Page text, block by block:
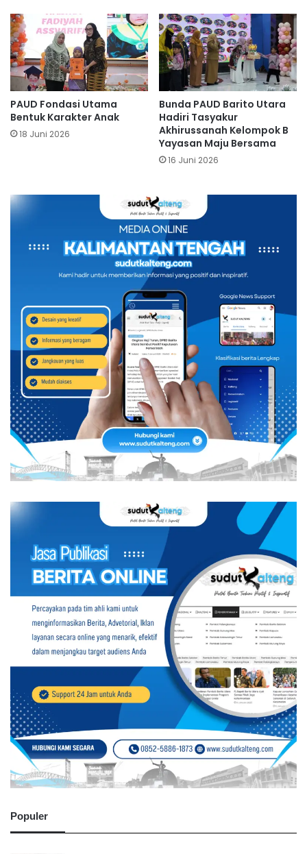
PAUD Fondasi Utama
Bentuk Karakter Anak
18 Juni 2026
Bunda PAUD Barito Utara
Hadiri Tasyakur
Akhirussanah Kelompok B
Yayasan Maju Bersama
16 Juni 2026
Populer